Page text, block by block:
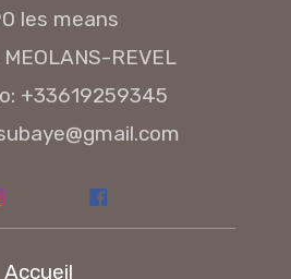
les means
REVEL
+33619259345
Accueil